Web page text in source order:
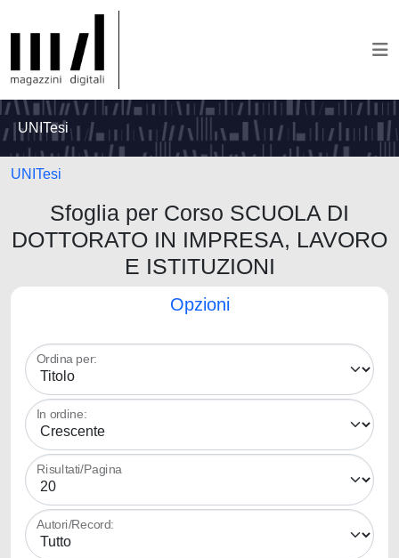
UNITesi
UNITesi
Sfoglia per Corso SCUOLA DI
DOTTORATO IN IMPRESA, LAVORO
E ISTITUZIONI
Opzioni
Ordina per:
In ordine:
Risultati/Pagina
Autori/Record: